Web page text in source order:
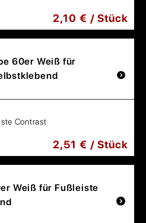
2,10 € / Stück
60er Weiß für
Contrast
2,51 € / Stück
Weiß für Fußleiste